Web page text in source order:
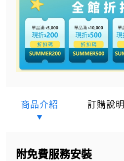
商品介紹 訂購說明
附免費服務安裝